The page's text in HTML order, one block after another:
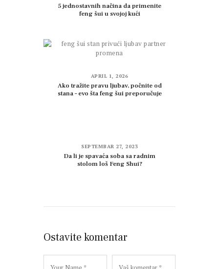
5 jednostavnih načina da primenite
feng šui u svojoj kući
APRIL 1, 2026
Ako tražite pravu ljubav, počnite od
stana – evo šta feng šui preporučuje
SEPTEMBAR 27, 2023
Da li je spavaća soba sa radnim
stolom loš Feng Shui?
Ostavite komentar